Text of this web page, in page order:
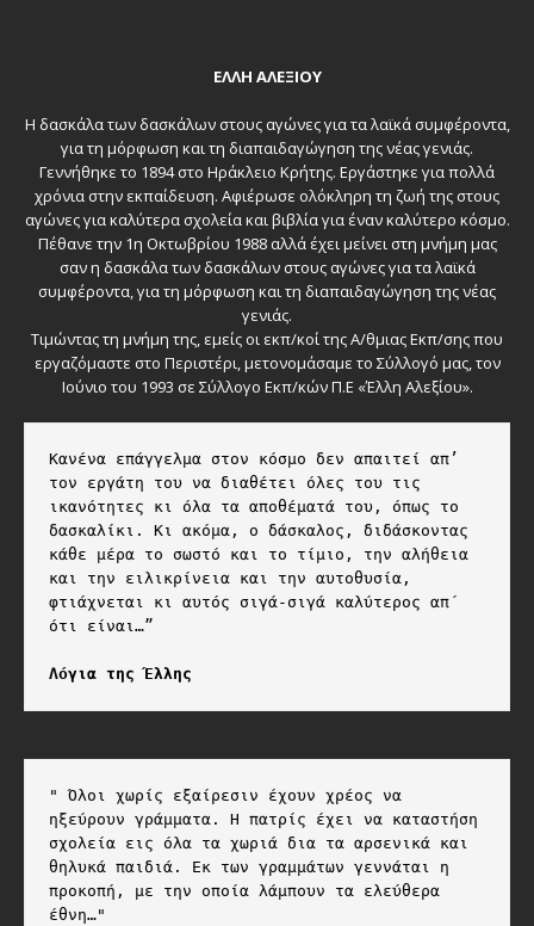
ΕΛΛΗ ΑΛΕΞΙΟΥ
Η δασκάλα των δασκάλων στους αγώνες για τα λαϊκά συμφέροντα,
για τη μόρφωση και τη διαπαιδαγώγηση της νέας γενιάς.
Γεννήθηκε το 1894 στο Ηράκλειο Κρήτης. Εργάστηκε για πολλά
χρόνια στην εκπαίδευση. Αφιέρωσε ολόκληρη τη ζωή της στους
αγώνες για καλύτερα σχολεία και βιβλία για έναν καλύτερο κόσμο.
Πέθανε την 1η Οκτωβρίου 1988 αλλά έχει μείνει στη μνήμη μας
σαν η δασκάλα των δασκάλων στους αγώνες για τα λαϊκά
συμφέροντα, για τη μόρφωση και τη διαπαιδαγώγηση της νέας
γενιάς.
Τιμώντας τη μνήμη της, εμείς οι εκπ/κοί της Α/θμιας Εκπ/σης που
εργαζόμαστε στο Περιστέρι, μετονομάσαμε το Σύλλογό μας, τον
Ιούνιο του 1993 σε Σύλλογο Εκπ/κών Π.Ε «Έλλη Αλεξίου».
Κανένα επάγγελμα στον κόσμο δεν απαιτεί απ’
τον εργάτη του να διαθέτει όλες του τις
ικανότητες κι όλα τα αποθέματά του, όπως το
δασκαλίκι. Κι ακόμα, ο δάσκαλος, διδάσκοντας
κάθε μέρα το σωστό και το τίμιο, την αλήθεια
και την ειλικρίνεια και την αυτοθυσία,
φτιάχνεται κι αυτός σιγά-σιγά καλύτερος απ΄
ότι είναι…”
Λόγια της Έλλης
" Όλοι χωρίς εξαίρεσιν έχουν χρέος να
ηξεύρουν γράμματα. Η πατρίς έχει να καταστήση
σχολεία εις όλα τα χωριά δια τα αρσενικά και
θηλυκά παιδιά. Εκ των γραμμάτων γεννάται η
προκοπή, με την οποία λάμπουν τα ελεύθερα
έθνη…"